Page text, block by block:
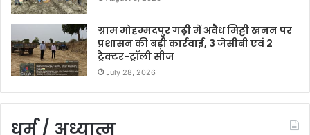
ग्राम मोहम्मदपुर गढ़ी में अवैध मिट्टी खनन पर
प्रशासन की बड़ी कार्रवाई, 3 जेसीबी एवं 2
ट्रैक्टर-ट्रॉली सीज
July 28, 2026
धर्म / अध्यात्म